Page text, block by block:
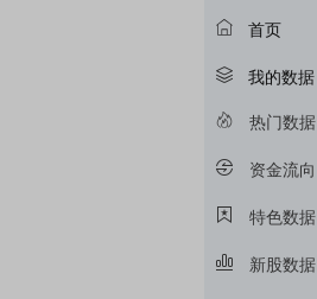
首页
我的数据
热门数据
资金流向
特色数据
新股数据